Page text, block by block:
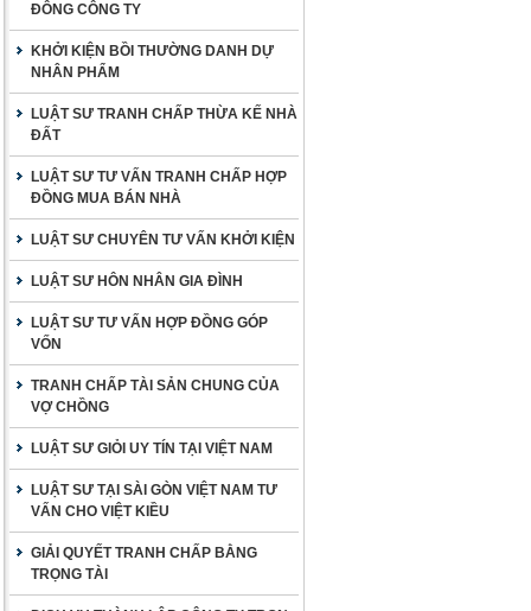
ĐÔNG CÔNG TY
KHỞI KIỆN BỒI THƯỜNG DANH DỰ
NHÂN PHẨM
LUẬT SƯ TRANH CHẤP THỪA KẾ NHÀ
ĐẤT
LUẬT SƯ TƯ VẤN TRANH CHẤP HỢP
ĐỒNG MUA BÁN NHÀ
LUẬT SƯ CHUYÊN TƯ VẤN KHỞI KIỆN
LUẬT SƯ HÔN NHÂN GIA ĐÌNH
LUẬT SƯ TƯ VẤN HỢP ĐỒNG GÓP
VỐN
TRANH CHẤP TÀI SẢN CHUNG CỦA
VỢ CHỒNG
LUẬT SƯ GIỎI UY TÍN TẠI VIỆT NAM
LUẬT SƯ TẠI SÀI GÒN VIỆT NAM TƯ
VẤN CHO VIỆT KIỀU
GIẢI QUYẾT TRANH CHẤP BẰNG
TRỌNG TÀI